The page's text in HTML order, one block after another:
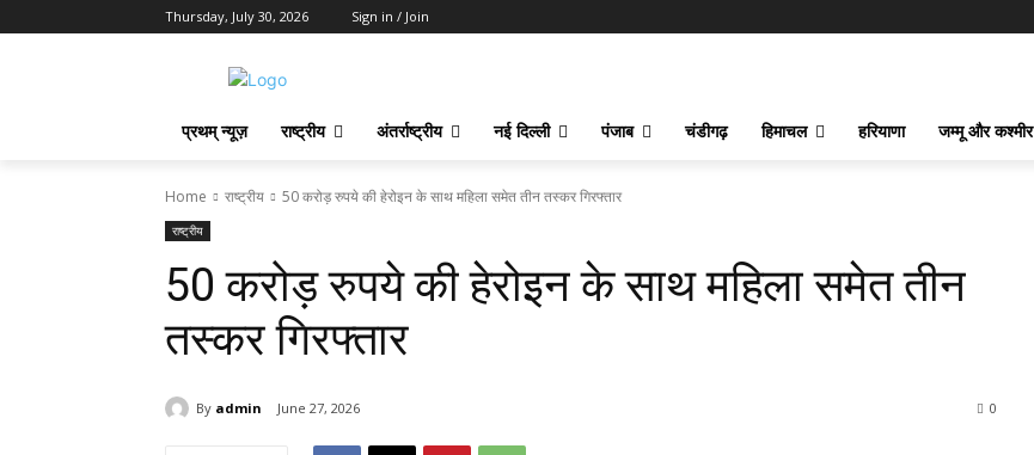
Thursday, July 30, 2026 Sign in / Join
प्रथम् न्यूज़ राष्ट्रीय अंतर्राष्ट्रीय नई दिल्ली पंजाब चंडीगढ़ हिमाचल हरियाणा जम्मू और कश्मीर
Home राष्ट्रीय 50 करोड़ रुपये की हेरोइन के साथ महिला समेत तीन तस्कर गिरफ्तार
राष्ट्रीय
50 करोड़ रुपये की हेरोइन के साथ महिला समेत तीन
तस्कर गिरफ्तार
By admin June 27, 2026 0